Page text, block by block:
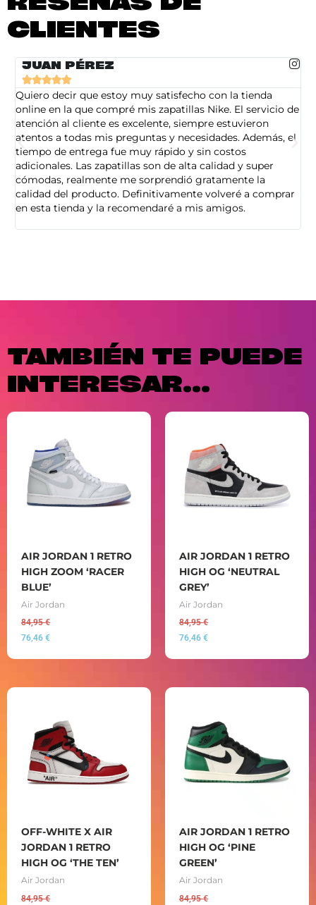
CLIENTES
JUAN PÉREZ

Quiero decir que estoy muy satisfecho con la tienda
online en la que compré mis zapatillas Nike. El servicio de
atención al cliente es excelente, siempre estuvieron
atentos a todas mis preguntas y necesidades. Además, el
tiempo de entrega fue muy rápido y sin costos
adicionales. Las zapatillas son de alta calidad y super
cómodas, realmente me sorprendió gratamente la
calidad del producto. Definitivamente volveré a comprar
en esta tienda y la recomendaré a mis amigos.
TAMBIÉN TE PUEDE
INTERESAR...
AIR JORDAN 1 RETRO
HIGH ZOOM ‘RACER
BLUE’
Air Jordan
84,95€
76,46 €
AIR JORDAN 1 RETRO
HIGH OG ‘NEUTRAL
GREY’
Air Jordan
84,95€
76,46 €
OFF-WHITE X AIR
JORDAN 1 RETRO
HIGH OG ‘THE TEN’
Air Jordan
84,95€
AIR JORDAN 1 RETRO
HIGH OG ‘PINE
GREEN’
Air Jordan
84,95€